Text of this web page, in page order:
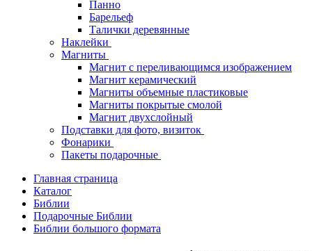
Панно
Барельеф
Талички деревянные
Наклейки
Магниты
Магнит с переливающимся изображением
Магнит керамический
Магниты объемные пластиковые
Магниты покрытые смолой
Магнит двухслойный
Подставки для фото, визиток
Фонарики
Пакеты подарочные
Главная страница
Каталог
Библии
Подарочные Библии
Библии большого формата